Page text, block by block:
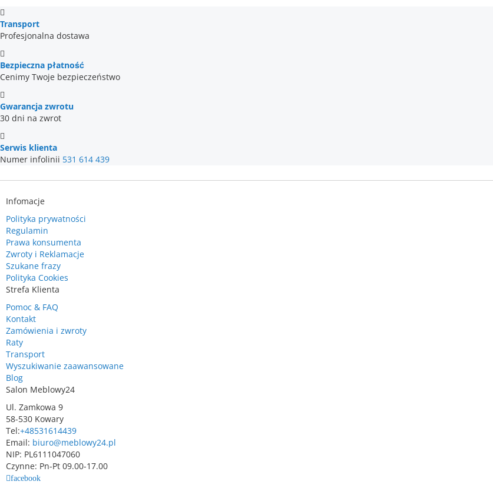
Transport
Profesjonalna dostawa
Bezpieczna płatność
Cenimy Twoje bezpieczeństwo
Gwarancja zwrotu
30 dni na zwrot
Serwis klienta
Numer infolinii 531 614 439
Infomacje
Polityka prywatności
Regulamin
Prawa konsumenta
Zwroty i Reklamacje
Szukane frazy
Polityka Cookies
Strefa Klienta
Pomoc & FAQ
Kontakt
Zamówienia i zwroty
Raty
Transport
Wyszukiwanie zaawansowane
Blog
Salon Meblowy24
Ul. Zamkowa 9
58-530 Kowary
Tel:+48531614439
Email: biuro@meblowy24.pl
NIP: PL6111047060
Czynne: Pn-Pt 09.00-17.00
facebook